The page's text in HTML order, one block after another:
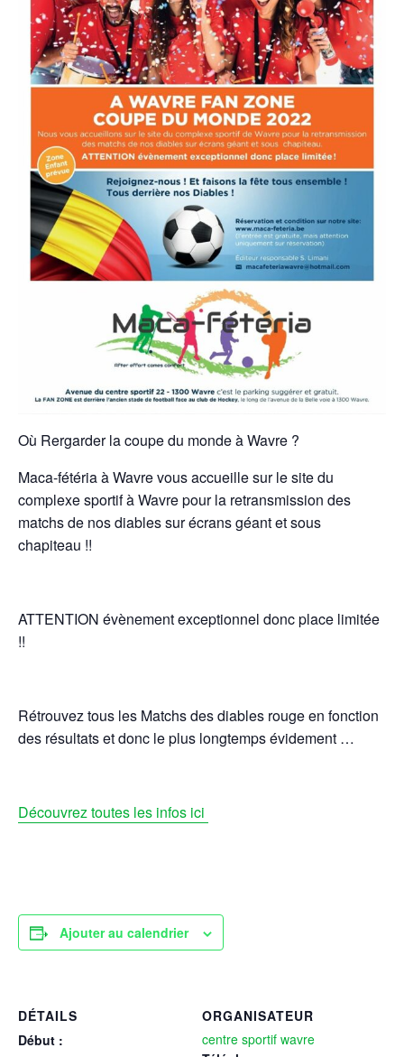
Où Rergarder la coupe du monde à Wavre ?
Maca-fétéria à Wavre vous accueille sur le site du
complexe sportif à Wavre pour la retransmission des
matchs de nos diables sur écrans géant et sous
chapiteau !!
ATTENTION évènement exceptionnel donc place limitée
!!
Rétrouvez tous les Matchs des diables rouge en fonction
des résultats et donc le plus longtemps évidement …
Découvrez toutes les infos ici
Ajouter au calendrier
DÉTAILS
Début :
ORGANISATEUR
centre sportif wavre